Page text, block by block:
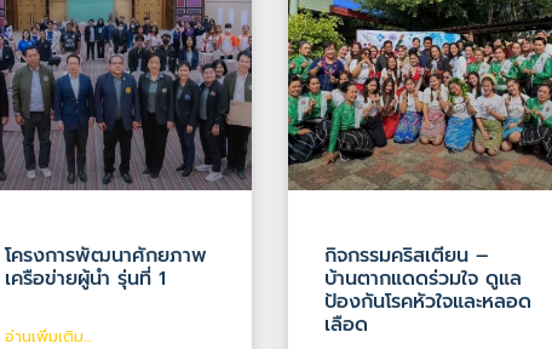
โครงการพัฒนาศักยภาพ
เครือข่ายผู้นำ รุ่นที่ 1
อ่านเพิ่มเติม...
กิจกรรมคริสเตียน –
บ้านตากแดดร่วมใจ ดูแล
ป้องกันโรคหัวใจและหลอด
เลือด